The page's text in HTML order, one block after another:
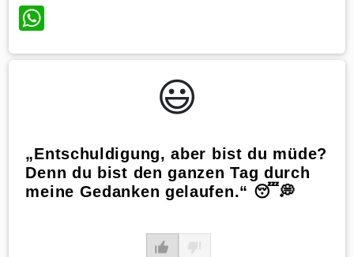
WhatsApp
😃️
„Entschuldigung, aber bist du müde?
Denn du bist den ganzen Tag durch
meine Gedanken gelaufen.“ 😴💭